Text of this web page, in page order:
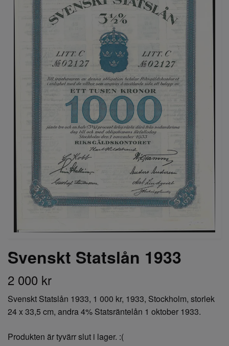
Svenskt Statslån 1933
2 000 kr
Svenskt Statslån 1933, 1 000 kr, 1933, Stockholm, storlek
24 x 33,5 cm, andra 4% Statsräntelån 1 oktober 1933.
Produkten är tyvärr slut i lager. :(